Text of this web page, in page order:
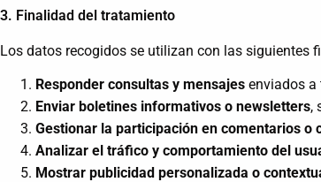
3. Finalidad del tratamiento
Los datos recogidos se utilizan con las siguientes
Responder consultas y mensajes enviados a
Enviar boletines informativos o newsletters,
Gestionar la participación en comentarios o
Analizar el tráfico y comportamiento del
Mostrar publicidad personalizada o